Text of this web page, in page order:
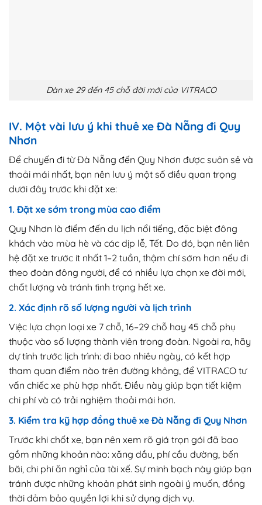
Dàn xe 29 đến 45 chỗ đời mới của VITRACO
IV. Một vài lưu ý khi thuê xe Đà Nẵng đi Quy
Nhơn
Để chuyến đi từ Đà Nẵng đến Quy Nhơn được suôn sẻ và
thoải mái nhất, bạn nên lưu ý một số điều quan trọng
dưới đây trước khi đặt xe:
1. Đặt xe sớm trong mùa cao điểm
Quy Nhơn là điểm đến du lịch nổi tiếng, đặc biệt đông
khách vào mùa hè và các dịp lễ, Tết. Do đó, bạn nên liên
hệ đặt xe trước ít nhất 1–2 tuần, thậm chí sớm hơn nếu đi
theo đoàn đông người, để có nhiều lựa chọn xe đời mới,
chất lượng và tránh tình trạng hết xe.
2. Xác định rõ số lượng người và lịch trình
Việc lựa chọn loại xe 7 chỗ, 16–29 chỗ hay 45 chỗ phụ
thuộc vào số lượng thành viên trong đoàn. Ngoài ra, hãy
dự tính trước lịch trình: đi bao nhiêu ngày, có kết hợp
tham quan điểm nào trên đường không, để VITRACO tư
vấn chiếc xe phù hợp nhất. Điều này giúp bạn tiết kiệm
chi phí và có trải nghiệm thoải mái hơn.
3. Kiểm tra kỹ hợp đồng thuê xe Đà Nẵng đi Quy Nhơn
Trước khi chốt xe, bạn nên xem rõ giá trọn gói đã bao
gồm những khoản nào: xăng dầu, phí cầu đường, bến
bãi, chi phí ăn nghỉ của tài xế. Sự minh bạch này giúp bạn
tránh được những khoản phát sinh ngoài ý muốn, đồng
thời đảm bảo quyền lợi khi sử dụng dịch vụ.